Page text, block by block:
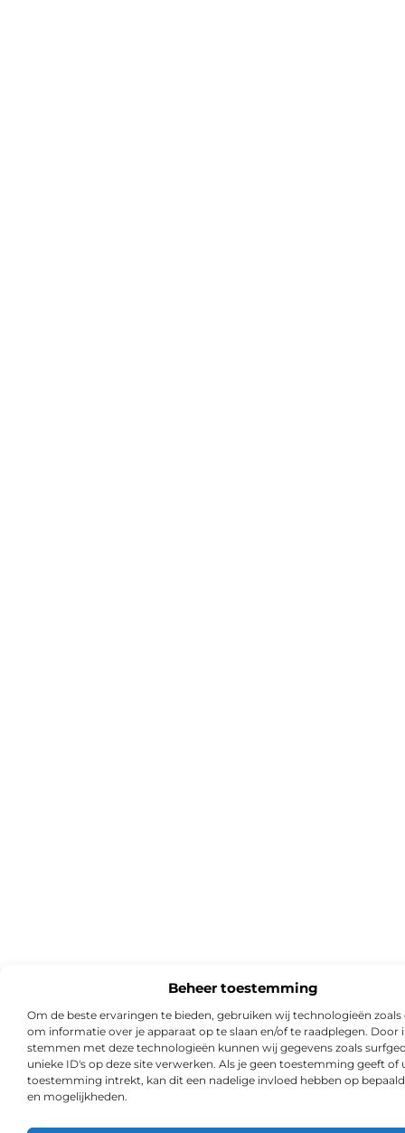
Beheer toestemming
Om de beste ervaringen te bieden, gebruiken wij technologieën zoals
om informatie over je apparaat op te slaan en/of te raadplegen. Door
stemmen met deze technologieën kunnen wij gegevens zoals
unieke ID's op deze site verwerken. Als je geen toestemming geeft of
toestemming intrekt, kan dit een nadelige invloed hebben op
en mogelijkheden.